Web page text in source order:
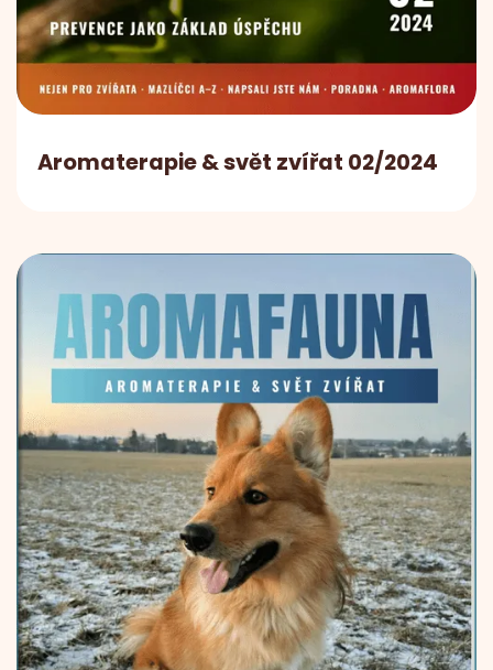
Aromaterapie & svět zvířat 02/2024